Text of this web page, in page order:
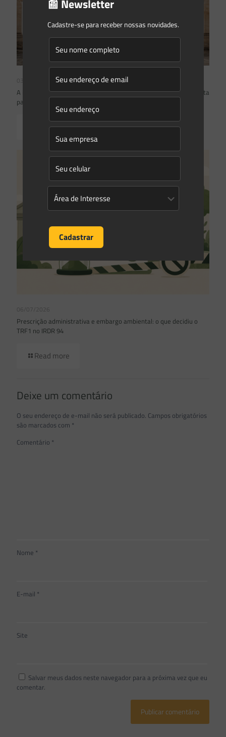
A inclusão de imóvel em inventário de patrimônio cultural não basta
para impor restrições ao direito de propriedade:
Read more
06/07/2026
Prescrição administrativa e embargo ambiental: o que decidiu o
TRF1 no IRDR 94
Read more
Deixe um comentário
O seu endereço de e-mail não será publicado. Campos obrigatórios
são marcados com *
Comentário *
Nome *
E-mail *
Site
Salvar meus dados neste navegador para a próxima vez que eu
comentar.
📰 Newsletter
Cadastre-se para receber nossas novidades.